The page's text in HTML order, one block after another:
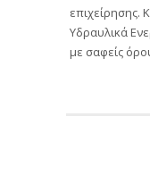
επιχείρησης.
Υδραυλικά
με σαφείς